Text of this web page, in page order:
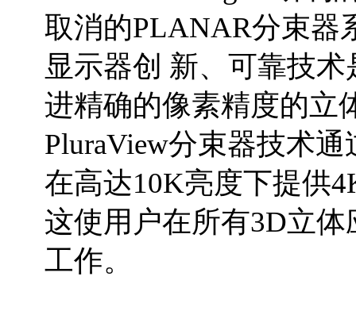
取消的PLANAR分束器
显示器创 新、可靠技
进精确的像素精度的立
PluraView分束器技术
在高达10K亮度下提供
这使用户在所有3D立
工作。